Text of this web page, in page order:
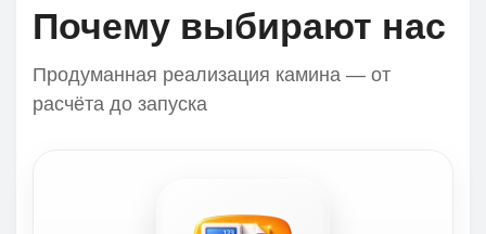
Почему выбирают нас
Продуманная реализация камина — от
расчёта до запуска